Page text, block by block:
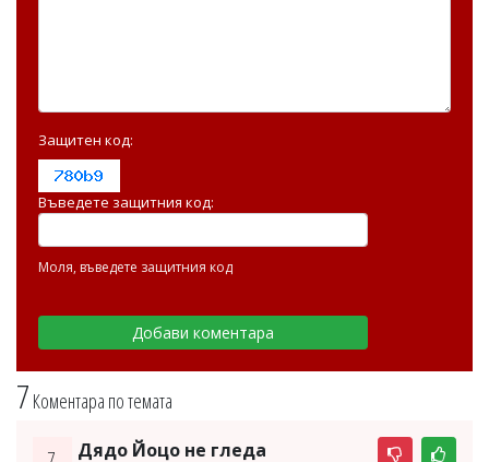
7 Коментара по темата
Дядо Йоцо не гледа
Защитен код:
Въведете защитния код:
Моля, въведете защитния код